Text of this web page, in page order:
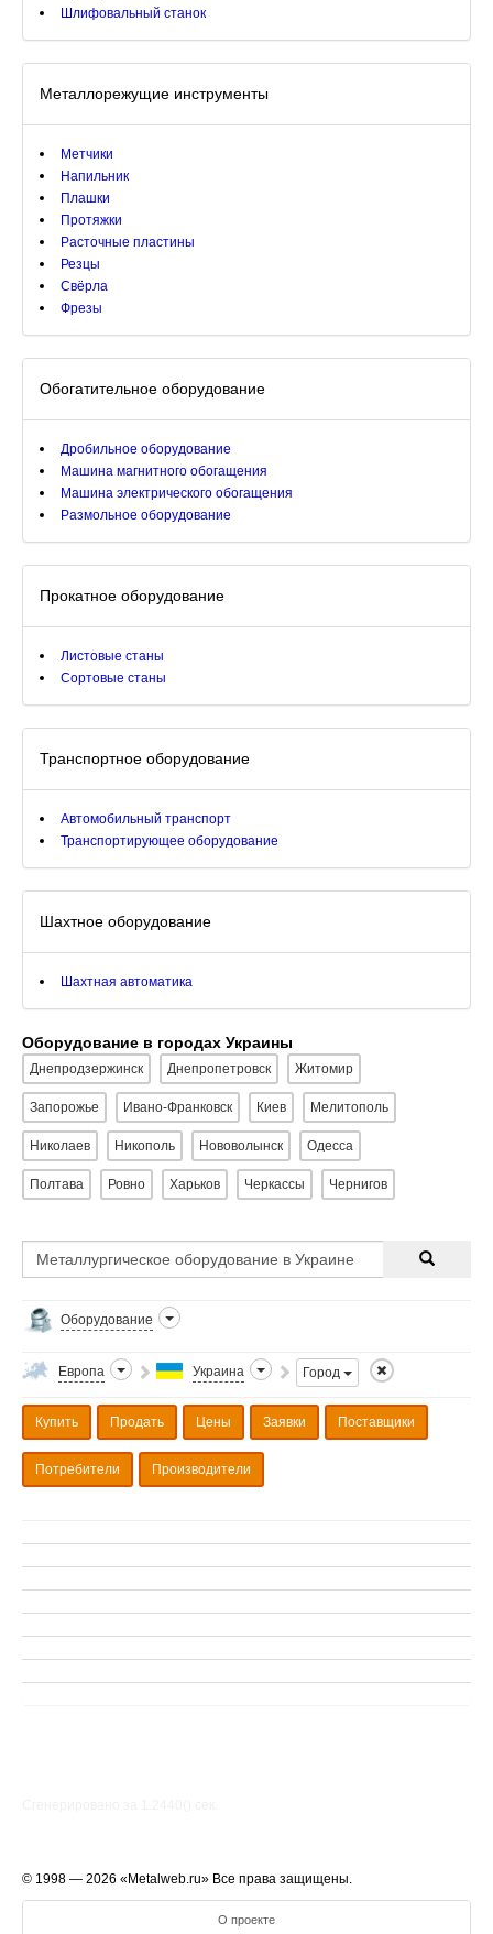
Шлифовальный станок
Металлорежущие инструменты
Метчики
Напильник
Плашки
Протяжки
Расточные пластины
Резцы
Свёрла
Фрезы
Обогатительное оборудование
Дробильное оборудование
Машина магнитного обогащения
Машина электрического обогащения
Размольное оборудование
Прокатное оборудование
Листовые станы
Сортовые станы
Транспортное оборудование
Автомобильный транспорт
Транспортирующее оборудование
Шахтное оборудование
Шахтная автоматика
Оборудование в городах Украины
Днепродзержинск Днепропетровск Житомир
Запорожье Ивано-Франковск Киев Мелитополь
Николаев Никополь Нововолынск Одесса
Полтава Ровно Харьков Черкассы Чернигов
Оборудование
Европа Украина Город
Купить Продать Цены Заявки Поставщики
Потребители Производители
© 1998 — 2026 «Metalweb.ru» Все права защищены.
О проекте